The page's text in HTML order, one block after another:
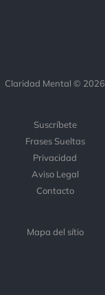
Claridad Mental © 2026
Suscríbete
Frases Sueltas
Privacidad
Aviso Legal
Contacto
Mapa del sítio